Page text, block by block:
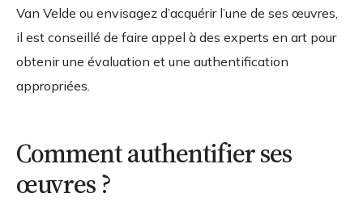
Van Velde ou envisagez d’acquérir l’une de ses œuvres,
il est conseillé de faire appel à des experts en art pour
obtenir une évaluation et une authentification
appropriées.
Comment authentifier ses
œuvres ?